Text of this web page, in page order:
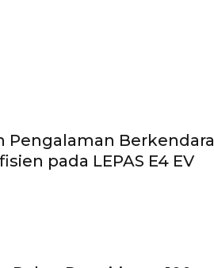
Pengalaman Berkendara
pada LEPAS E4 EV